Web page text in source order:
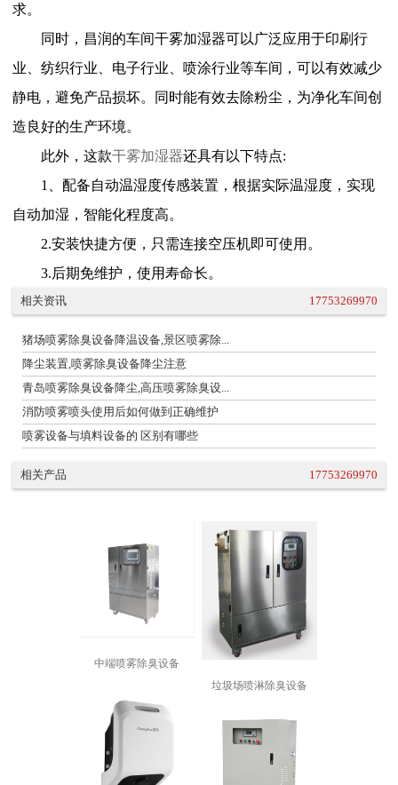
求。
同时，昌润的车间干雾加湿器可以广泛应用于印刷行
业、纺织行业、电子行业、喷涂行业等车间，可以有效减少
静电，避免产品损坏。同时能有效去除粉尘，为净化车间创
造良好的生产环境。
此外，这款干雾加湿器还具有以下特点:
1、配备自动温湿度传感装置，根据实际温湿度，实现
自动加湿，智能化程度高。
2.安装快捷方便，只需连接空压机即可使用。
3.后期免维护，使用寿命长。
相关资讯 17753269970
猪场喷雾除臭设备降温设备,景区喷雾除...
降尘装置,喷雾除臭设备降尘注意
青岛喷雾除臭设备降尘,高压喷雾除臭设...
消防喷雾喷头使用后如何做到正确维护
喷雾设备与填料设备的 区别有哪些
相关产品 17753269970
中端喷雾除臭设备
垃圾场喷淋除臭设备